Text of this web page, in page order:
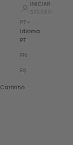
INICIAR
SESSÃO
PT
Idioma
PT
EN
ES
Carrinho